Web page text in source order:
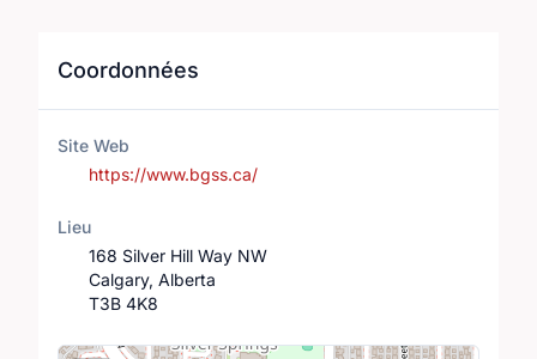
Coordonnées
Site Web
https://www.bgss.ca/
Lieu
168 Silver Hill Way NW
Calgary, Alberta
T3B 4K8